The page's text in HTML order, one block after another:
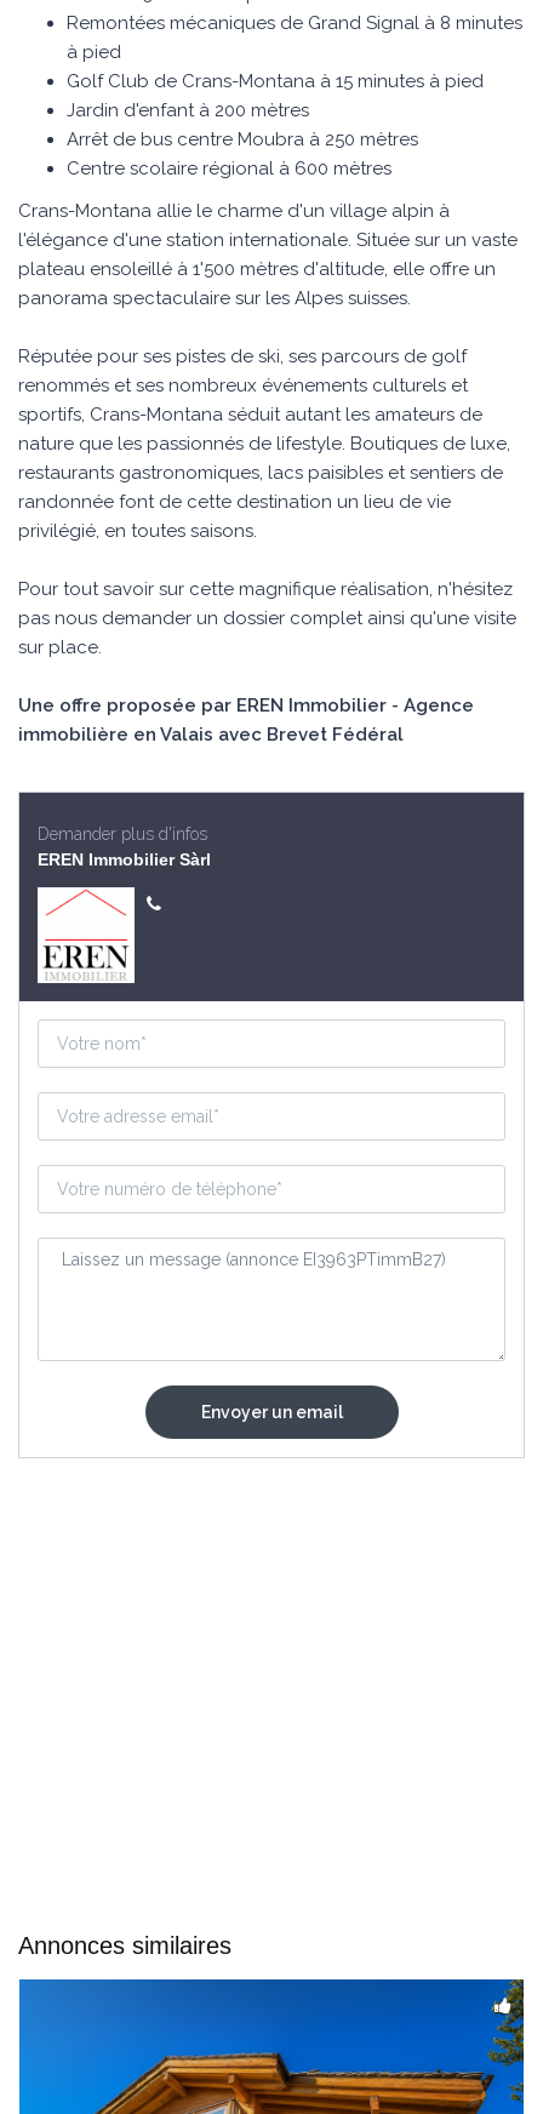
Remontées mécaniques de Grand Signal à 8 minutes
à pied
Golf Club de Crans-Montana à 15 minutes à pied
Jardin d'enfant à 200 mètres
Arrêt de bus centre Moubra à 250 mètres
Centre scolaire régional à 600 mètres
Crans-Montana allie le charme d'un village alpin à
l'élégance d'une station internationale. Située sur un vaste
plateau ensoleillé à 1'500 mètres d'altitude, elle offre un
panorama spectaculaire sur les Alpes suisses.
Réputée pour ses pistes de ski, ses parcours de golf
renommés et ses nombreux événements culturels et
sportifs, Crans-Montana séduit autant les amateurs de
nature que les passionnés de lifestyle. Boutiques de luxe,
restaurants gastronomiques, lacs paisibles et sentiers de
randonnée font de cette destination un lieu de vie
privilégié, en toutes saisons.
Pour tout savoir sur cette magnifique réalisation, n'hésitez
pas nous demander un dossier complet ainsi qu'une visite
sur place.
Une offre proposée par EREN Immobilier - Agence
immobilière en Valais avec Brevet Fédéral
Demander plus d'infos
EREN Immobilier Sàrl
Annonces similaires